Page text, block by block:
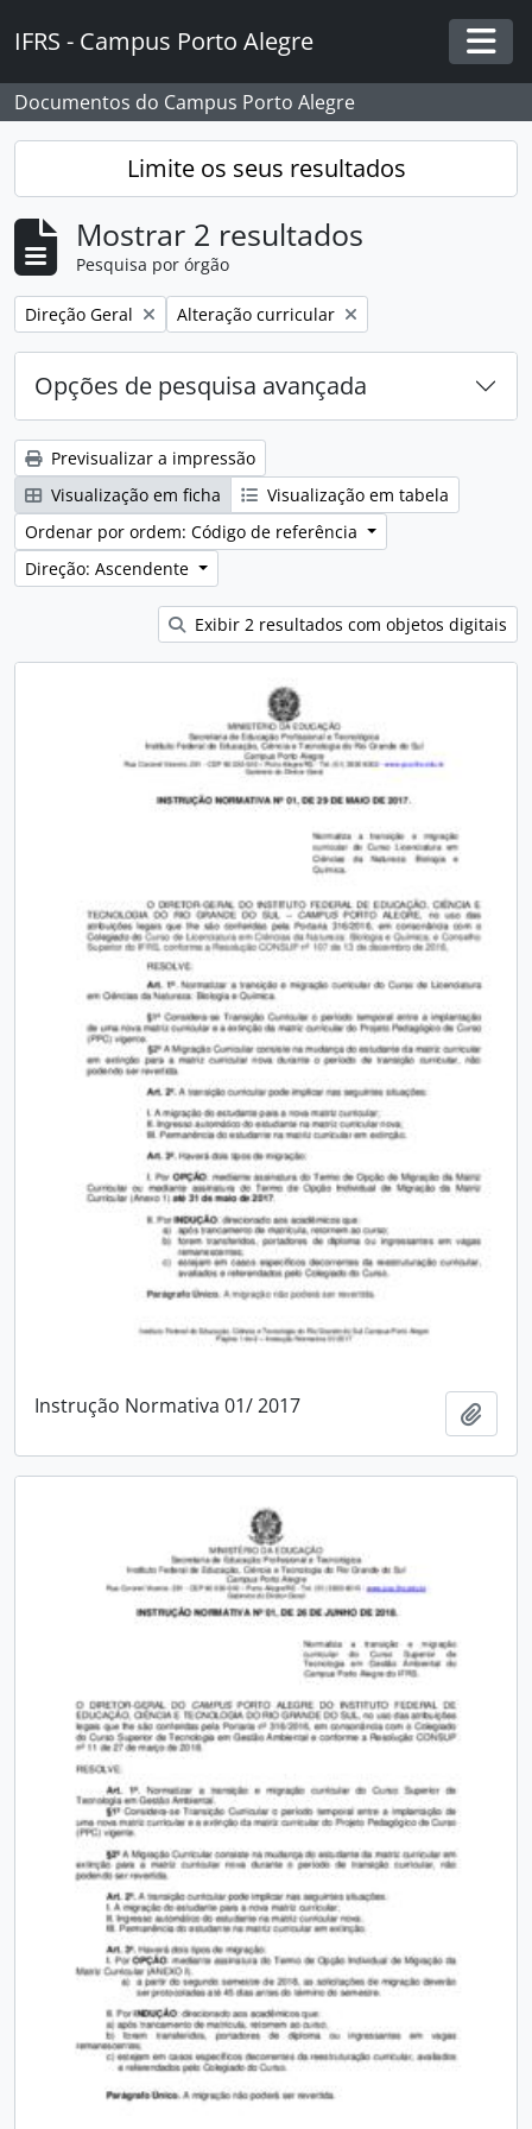
IFRS - Campus Porto Alegre
Documentos do Campus Porto Alegre
Limite os seus resultados
Mostrar 2 resultados
Pesquisa por órgão
Remover filtro:
Direção Geral Remover filtro:
Alteração curricular
Opções de pesquisa avançada
Previsualizar a impressão
Visualização em ficha
Visualização em tabela
Ordenar por ordem: Código de referência
Direção: Ascendente
Exibir 2 resultados com objetos digitais
Instrução Normativa 01/ 2017